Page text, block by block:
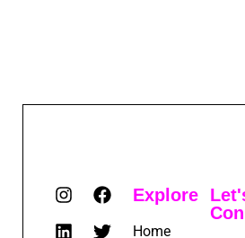
Explore
Home